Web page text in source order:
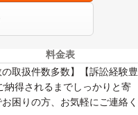
料金表
取扱件数多数】【訴訟経験豊
得されるまでしっかりと寄
困りの方、お気軽にご連絡く